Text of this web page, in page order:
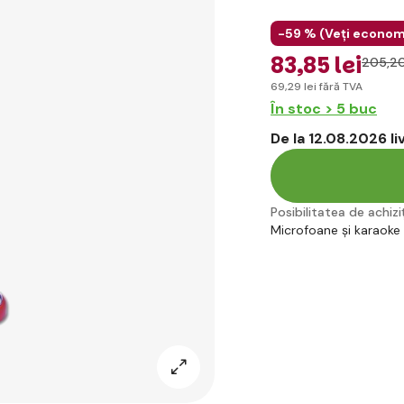
-59 % (Veți
83,85 lei205
69,29 lei fără TVA
În stoc > 5 buc
De la 12.08.2026
Posibilitatea de
Microfoane și karaoke